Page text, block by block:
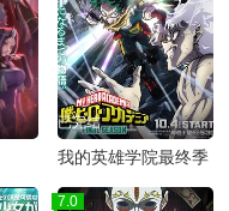
已完结
我的英雄学院最终季
7.0